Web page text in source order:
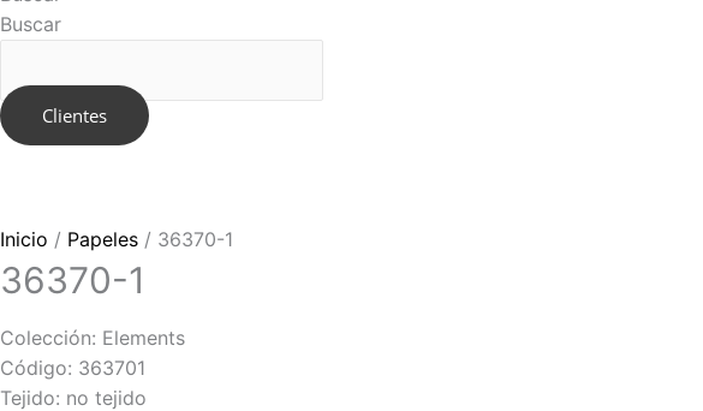
Buscar
Clientes
Inicio / Papeles / 36370-1
36370-1
Colección: Elements
Código: 363701
Tejido: no tejido